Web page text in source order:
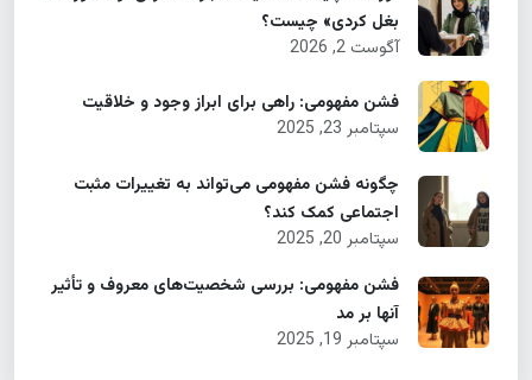
بغل کردی» چیست؟
آگوست 2, 2026
فشن مفهومی: راهی برای ابراز وجود و خلاقیت
سپتامبر 23, 2025
چگونه فشن مفهومی می‌تواند به تغییرات مثبت
اجتماعی کمک کند؟
سپتامبر 20, 2025
فشن مفهومی: بررسی شخصیت‌های معروف و تأثیر
آنها بر مد
سپتامبر 19, 2025